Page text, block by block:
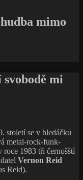
mimo
mi
století se v hledáčku
metal-rock-funk-
1983 tři černošští
Vernon Reid
Reid).